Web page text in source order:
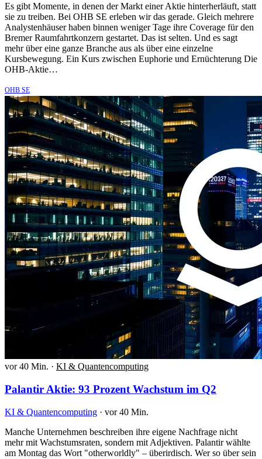
Es gibt Momente, in denen der Markt einer Aktie hinterherläuft, statt
sie zu treiben. Bei OHB SE erleben wir das gerade. Gleich mehrere
Analystenhäuser haben binnen weniger Tage ihre Coverage für den
Bremer Raumfahrtkonzern gestartet. Das ist selten. Und es sagt
mehr über eine ganze Branche aus als über eine einzelne
Kursbewegung. Ein Kurs zwischen Euphorie und Ernüchterung Die
OHB-Aktie…
OHB SE
vor 40 Min. · KI & Quantencomputing
Palantir Aktie: 93 Prozent Wachstum im Q2
KI & Quantencomputing · vor 40 Min.
Manche Unternehmen beschreiben ihre eigene Nachfrage nicht
mehr mit Wachstumsraten, sondern mit Adjektiven. Palantir wählte
am Montag das Wort "otherworldly" – überirdisch. Wer so über sein